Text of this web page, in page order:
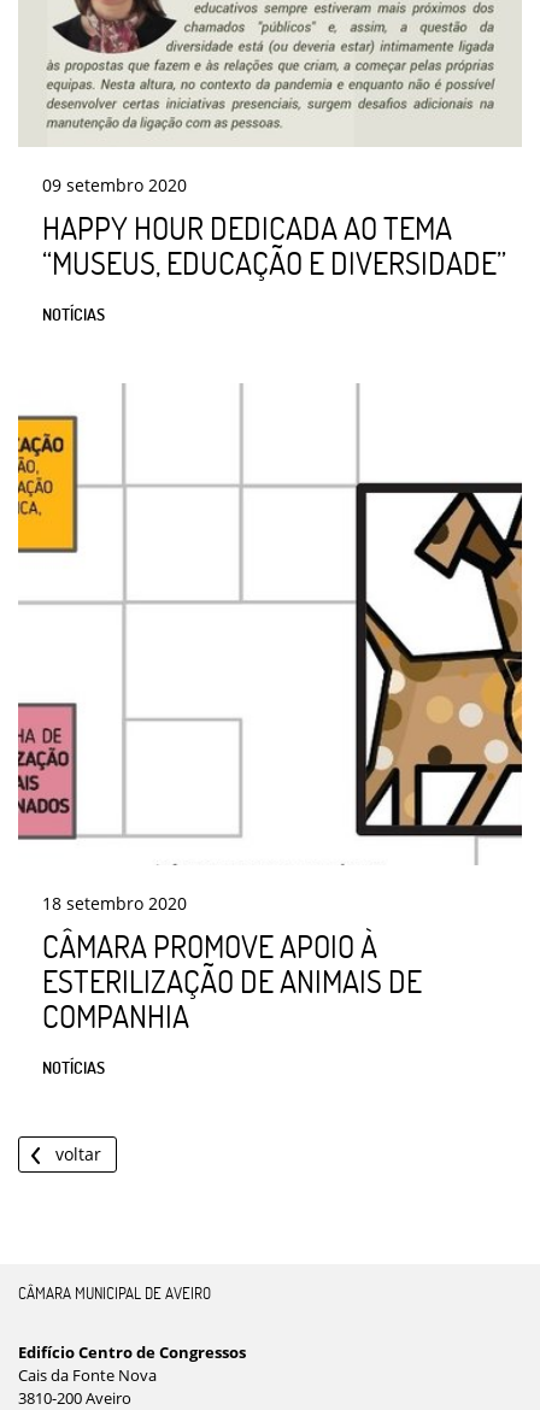
09 setembro 2020
HAPPY HOUR DEDICADA AO TEMA
“MUSEUS, EDUCAÇÃO E DIVERSIDADE”
NOTÍCIAS
18 setembro 2020
CÂMARA PROMOVE APOIO À
ESTERILIZAÇÃO DE ANIMAIS DE
COMPANHIA
NOTÍCIAS
voltar
CÂMARA MUNICIPAL DE AVEIRO
Edifício Centro de Congressos
Cais da Fonte Nova
3810-200 Aveiro